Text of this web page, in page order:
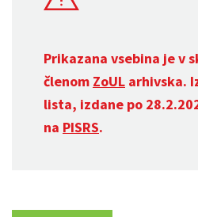
Prikazana vsebina je v
členom ZoUL arhivska.
lista, izdane po
na PISRS.